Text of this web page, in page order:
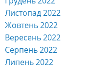
Листопад 2022
Жовтень 2022
Вересень 2022
Серпень 2022
Липень 2022